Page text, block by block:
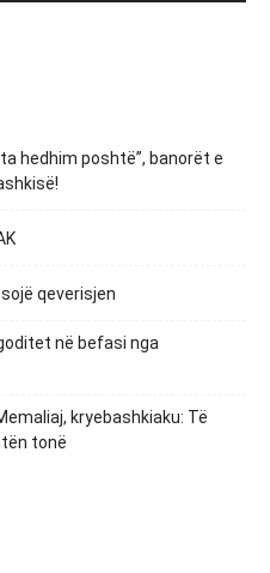
hedhim poshtë”, banorët e
qeverisjen
në befasi nga
kryebashkiaku: Të
tonë